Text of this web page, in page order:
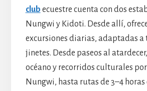
club ecuestre cuenta con dos
Nungwi y Kidoti. Desde allí,
excursiones diarias, adaptadas a
jinetes. Desde paseos al
océano y recorridos culturales
Nungwi, hasta rutas de 3–4